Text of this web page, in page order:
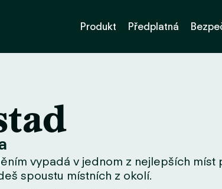
Produkt Předplatná
vypadá v jednom z nejlepších
spoustu místních z okolí.